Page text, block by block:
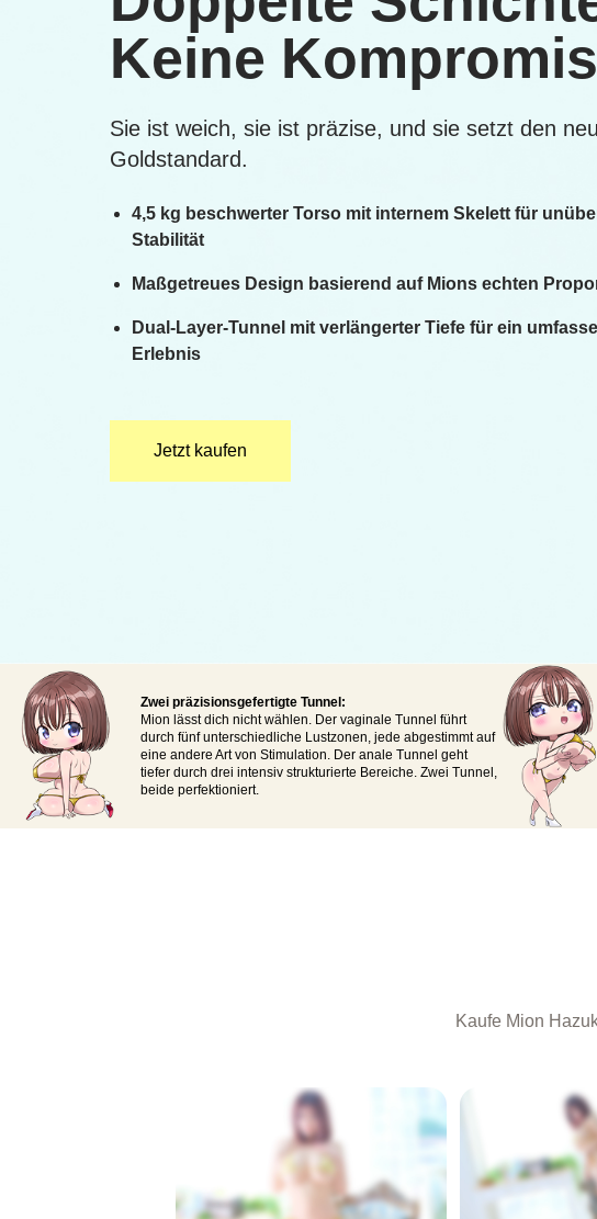
Keine
Sie ist weich, sie ist präzise, und sie setzt den
Goldstandard.
4,5 kg beschwerter Torso mit internem Skelett für
Stabilität
Maßgetreues Design basierend auf Mions echten
Dual-Layer-Tunnel mit verlängerter Tiefe für ein
Erlebnis
Jetzt kaufen
Zwei präzisionsgefertigte Tunnel:
Mion lässt dich nicht wählen. Der vaginale Tunnel führt
durch fünf unterschiedliche Lustzonen, jede abgestimmt auf
eine andere Art von Stimulation. Der anale Tunnel geht
tiefer durch drei intensiv strukturierte Bereiche. Zwei Tunnel,
beide perfektioniert.
Kaufe Mion